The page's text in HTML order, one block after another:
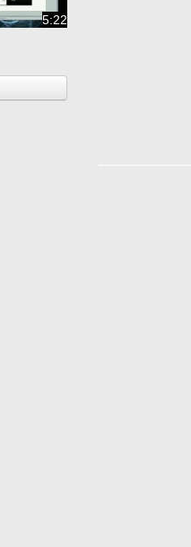
5:22